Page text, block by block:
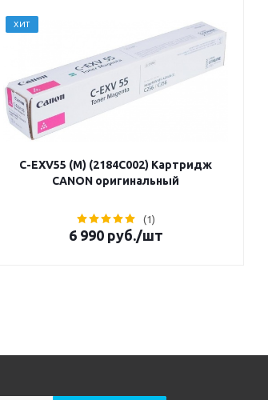
ХИТ
C-EXV55 (M) (2184C002) Картридж
CANON оригинальный
(1)
6 990руб./шт